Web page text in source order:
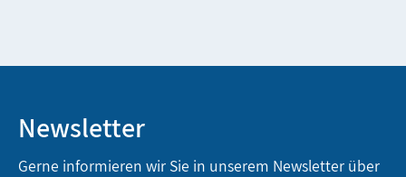
Newsletter
Gerne informieren wir Sie in unserem Newsletter über